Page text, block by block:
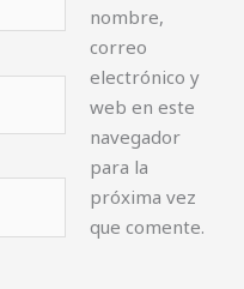
nombre,
correo
electrónico y
web en este
navegador
para la
próxima vez
que comente.